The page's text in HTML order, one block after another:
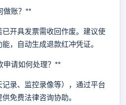
账？**
开具发票需收回作废。建议使
，自动生成退款红冲凭证。
请如何处理？**
录、监控录像等），通过平台
免费法律咨询协助。